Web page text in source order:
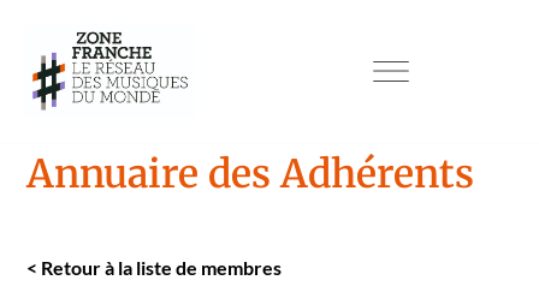
Annuaire des Adhérents
< Retour à la liste de mem­bres